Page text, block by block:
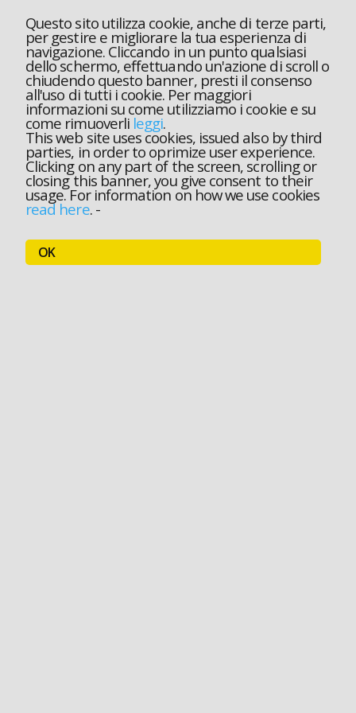
Questo sito utilizza cookie, anche di terze parti,
per gestire e migliorare la tua esperienza di
navigazione. Cliccando in un punto qualsiasi
dello schermo, effettuando un'azione di scroll o
chiudendo questo banner, presti il consenso
all'uso di tutti i cookie. Per maggiori
informazioni su come utilizziamo i cookie e su
come rimuoverli leggi.
This web site uses cookies, issued also by third
parties, in order to oprimize user experience.
Clicking on any part of the screen, scrolling or
closing this banner, you give consent to their
usage. For information on how we use cookies
read here.-
OK